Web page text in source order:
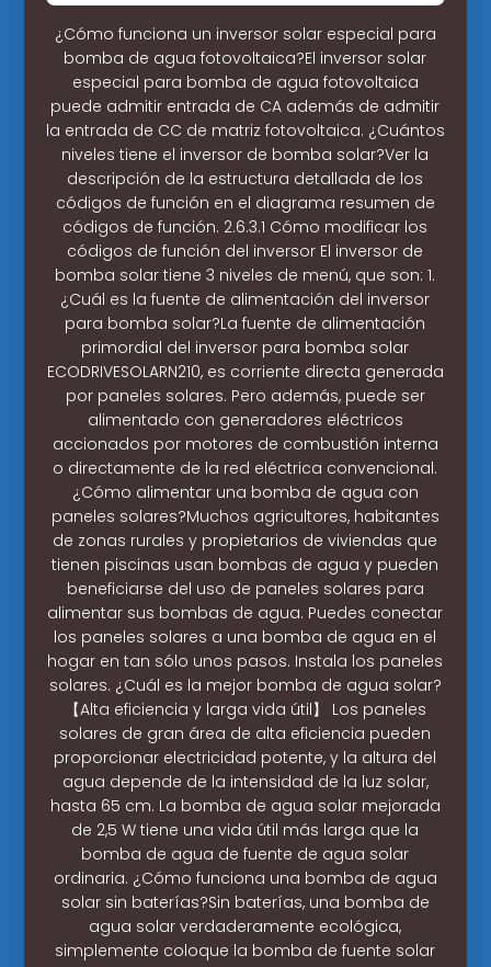
¿Cómo funciona un inversor solar especial para
bomba de agua fotovoltaica?El inversor solar
especial para bomba de agua fotovoltaica
puede admitir entrada de CA además de admitir
la entrada de CC de matriz fotovoltaica. ¿Cuántos
niveles tiene el inversor de bomba solar?Ver la
descripción de la estructura detallada de los
códigos de función en el diagrama resumen de
códigos de función. 2.6.3.1 Cómo modificar los
códigos de función del inversor El inversor de
bomba solar tiene 3 niveles de menú, que son: 1.
¿Cuál es la fuente de alimentación del inversor
para bomba solar?La fuente de alimentación
primordial del inversor para bomba solar
ECODRIVESOLARN210, es corriente directa generada
por paneles solares. Pero además, puede ser
alimentado con generadores eléctricos
accionados por motores de combustión interna
o directamente de la red eléctrica convencional.
¿Cómo alimentar una bomba de agua con
paneles solares?Muchos agricultores, habitantes
de zonas rurales y propietarios de viviendas que
tienen piscinas usan bombas de agua y pueden
beneficiarse del uso de paneles solares para
alimentar sus bombas de agua. Puedes conectar
los paneles solares a una bomba de agua en el
hogar en tan sólo unos pasos. Instala los paneles
solares. ¿Cuál es la mejor bomba de agua solar?
【Alta eficiencia y larga vida útil】 Los paneles
solares de gran área de alta eficiencia pueden
proporcionar electricidad potente, y la altura del
agua depende de la intensidad de la luz solar,
hasta 65 cm. La bomba de agua solar mejorada
de 2,5 W tiene una vida útil más larga que la
bomba de agua de fuente de agua solar
ordinaria. ¿Cómo funciona una bomba de agua
solar sin baterías?Sin baterías, una bomba de
agua solar verdaderamente ecológica,
simplemente coloque la bomba de fuente solar